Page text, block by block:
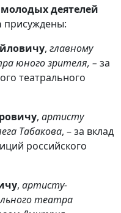
деятелей
присуждены:
, главному
юного зрителя, – за
театрального
, артисту
Табакова, – за вклад
российского
, артисту-
театра